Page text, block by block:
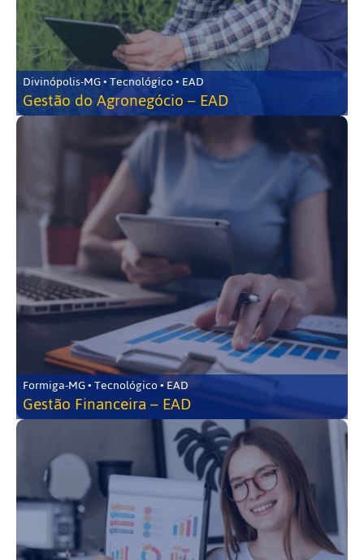
Divinópolis-MG • Tecnológico • EAD
Gestão do Agronegócio – EAD
Formiga-MG • Tecnológico • EAD
Gestão Financeira – EAD